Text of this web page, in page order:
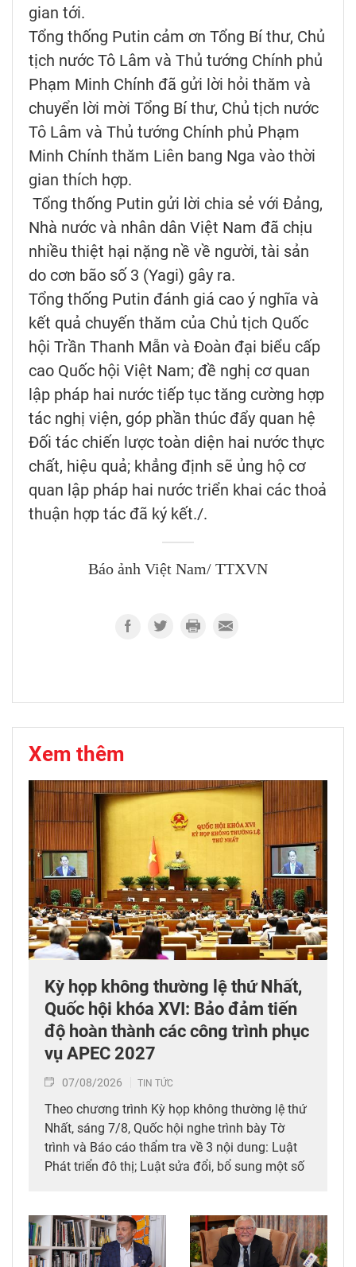
gian tới.
Tổng thống Putin cảm ơn Tổng Bí thư, Chủ
tịch nước Tô Lâm và Thủ tướng Chính phủ
Phạm Minh Chính đã gửi lời hỏi thăm và
chuyển lời mời Tổng Bí thư, Chủ tịch nước
Tô Lâm và Thủ tướng Chính phủ Phạm
Minh Chính thăm Liên bang Nga vào thời
gian thích hợp.
Tổng thống Putin gửi lời chia sẻ với Đảng,
Nhà nước và nhân dân Việt Nam đã chịu
nhiều thiệt hại nặng nề về người, tài sản
do cơn bão số 3 (Yagi) gây ra.
Tổng thống Putin đánh giá cao ý nghĩa và
kết quả chuyến thăm của Chủ tịch Quốc
hội Trần Thanh Mẫn và Đoàn đại biểu cấp
cao Quốc hội Việt Nam; đề nghị cơ quan
lập pháp hai nước tiếp tục tăng cường hợp
tác nghị viện, góp phần thúc đẩy quan hệ
Đối tác chiến lược toàn diện hai nước thực
chất, hiệu quả; khẳng định sẽ ủng hộ cơ
quan lập pháp hai nước triển khai các thoả
thuận hợp tác đã ký kết./.
Báo ảnh Việt Nam/ TTXVN
Xem thêm
Kỳ họp không thường lệ thứ Nhất,
Quốc hội khóa XVI: Bảo đảm tiến
độ hoàn thành các công trình phục
vụ APEC 2027
07/08/2026 TIN TỨC
Theo chương trình Kỳ họp không thường lệ thứ
Nhất, sáng 7/8, Quốc hội nghe trình bày Tờ
trình và Báo cáo thẩm tra về 3 nội dung: Luật
Phát triển đô thị; Luật sửa đổi, bổ sung một số
nghiệp và môi trường; Luật sửa đổi, bổ sung
một số điều của Luật Tần số vô tuyến điện,
Luật Viễn thông, Luật Giao dịch điện tử và Luật